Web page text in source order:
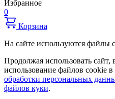
Избранное
0
Корзина
На сайте используются файлы
Продолжая использовать сайт,
использование файлов cookie в
обработки персональных
файлов куки.